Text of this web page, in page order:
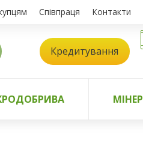
Співпраця Контакти
Кредитування